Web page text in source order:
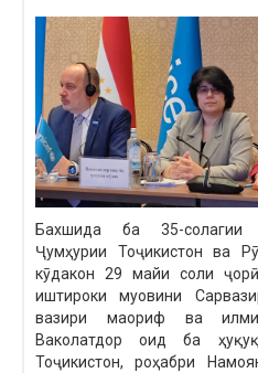
Бахшида ба 35-солагии
Ҷумҳурии Тоҷикистон ва
кӯдакон 29 майи соли
иштироки муовини
вазири маориф ва илми
Ваколатдор оид ба
Тоҷикистон, роҳабри